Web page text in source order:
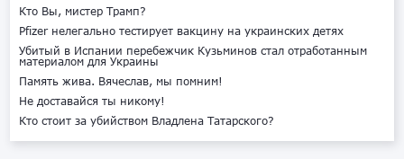
Кто Вы, мистер Трамп?
Pfizer нелегально тестирует вакцину на украинских детях
Убитый в Испании перебежчик Кузьминов стал отработанным
материалом для Украины
Память жива. Вячеслав, мы помним!
Не доставайся ты никому!
Кто стоит за убийством Владлена Татарского?